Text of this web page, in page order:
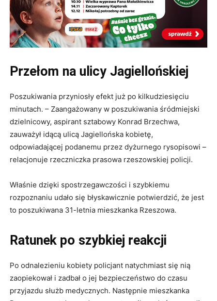
Przełom na ulicy Jagiellońskiej
Poszukiwania przyniosły efekt już po kilkudziesięciu
minutach. – Zaangażowany w poszukiwania śródmiejski
dzielnicowy, aspirant sztabowy Konrad Brzechwa,
zauważył idącą ulicą Jagiellońska kobietę,
odpowiadającej podanemu przez dyżurnego rysopisowi –
relacjonuje rzeczniczka prasowa rzeszowskiej policji.
Właśnie dzięki spostrzegawczości i szybkiemu
rozpoznaniu udało się błyskawicznie potwierdzić, że jest
to poszukiwana 31-letnia mieszkanka Rzeszowa.
Ratunek po szybkiej reakcji
Po odnalezieniu kobiety policjant natychmiast się nią
zaopiekował i zadbał o jej bezpieczeństwo do czasu
przyjazdu służb medycznych. Następnie mieszkanka